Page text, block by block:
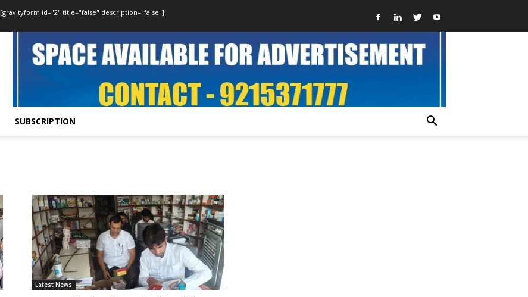
[gravityform id="2" title="false" description="false"]
SUBSCRIPTION
Latest News